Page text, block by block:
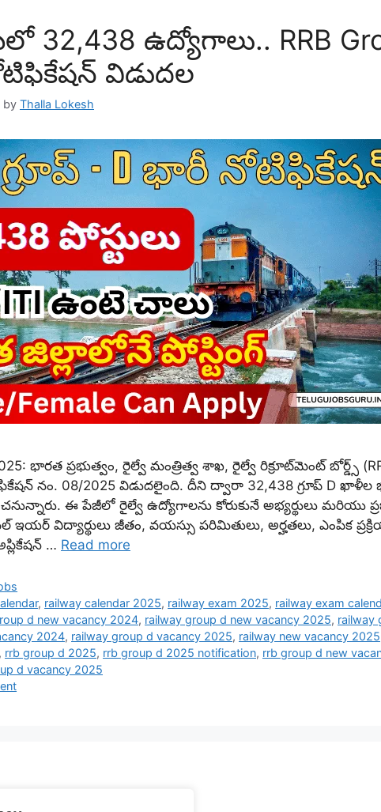
32,438 ఉద్యోగాలు.. RRB
విడుదల
by Thalla Lokesh
భారత ప్రభుత్వం, రైల్వే మంత్రిత్వ శాఖ, రైల్వే రిక్రూట్‌మెంట్ బోర్డ్స్
నం. 08/2025 విడుదలైంది. దీని ద్వారా 32,438 గ్రూప్ D ఖాళీల
ఈ పేజీలో రైల్వే ఉద్యోగాలను కోరుకునే అభ్యర్థులు మరియు
ఇయర్ విద్యార్థులు జీతం, వయస్సు పరిమితులు, అర్హతలు, ఎంపిక
… Read more
, railway calendar 2025, railway exam 2025, railway exam
d new vacancy 2024, railway group d new vacancy 2025, railway
2024, railway group d vacancy 2025, railway new vacancy 2025
, rrb group d 2025, rrb group d 2025 notification, rrb group d new
d vacancy 2025